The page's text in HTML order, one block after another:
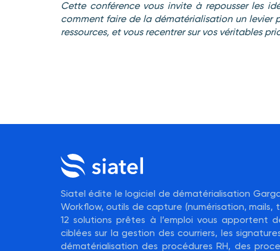
Cette conférence vous invite à repousser les
comment faire de la dématérialisation un levier
ressources, et vous recentrer sur vos véritables
Siatel édite le logiciel de dématérialisation
Workflow, outils de capture (numérisation, mails,
12 solutions prêtes à l’emploi vous apportent
ciblées sur la gestion des courriers, les
dématérialisation des procédures RH, des